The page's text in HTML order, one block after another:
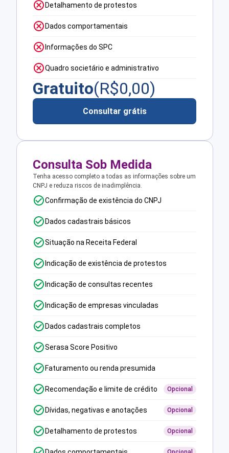
Detalhamento de protestos
Dados comportamentais
Informações do SPC
Quadro societário e administrativo
Gratuito(R$0,00)
Consultar grátis
Consulta Sob Medida
Tenha acesso completo a todas as informações sobre um
CNPJ e reduza riscos de inadimplência.
Confirmação de existência do CNPJ
Dados cadastrais básicos
Situação na Receita Federal
Indicação de existência de protestos
Indicação de consultas recentes
Indicação de empresas vinculadas
Dados cadastrais completos
Serasa Score Positivo
Faturamento ou renda presumida
Recomendação e limite de crédito Opcional
Dívidas, negativas e anotações Opcional
Detalhamento de protestos Opcional